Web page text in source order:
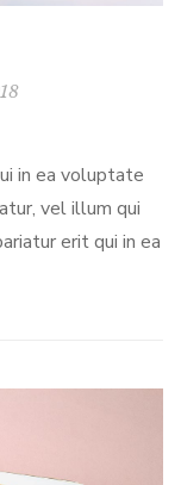
in ea voluptate
vel illum qui
erit qui in ea